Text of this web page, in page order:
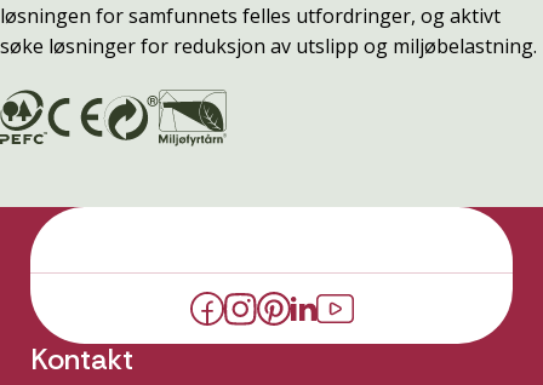
løsningen for samfunnets felles utfordringer, og aktivt
søke løsninger for reduksjon av utslipp og miljøbelastning.
Kontakt